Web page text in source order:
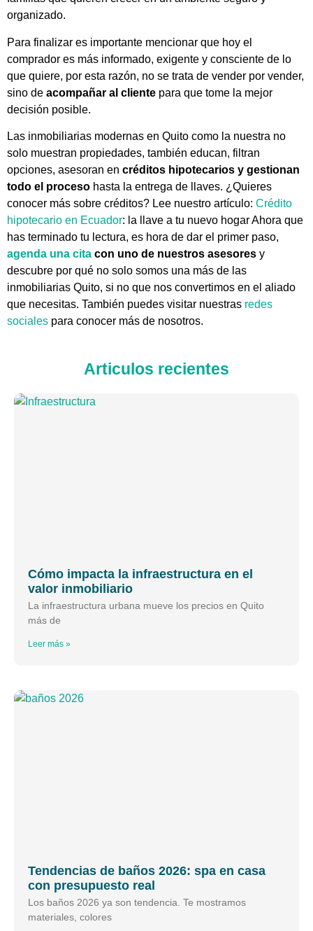
organizado.
Para finalizar es importante mencionar que hoy el
comprador es más informado, exigente y consciente de lo
que quiere, por esta razón, no se trata de vender por vender,
sino de acompañar al cliente para que tome la mejor
decisión posible.
Las inmobiliarias modernas en Quito como la nuestra no
solo muestran propiedades, también educan, filtran
opciones, asesoran en créditos hipotecarios y gestionan
todo el proceso hasta la entrega de llaves. ¿Quieres
conocer más sobre créditos? Lee nuestro artículo: Crédito
hipotecario en Ecuador: la llave a tu nuevo hogar Ahora que
has terminado tu lectura, es hora de dar el primer paso,
agenda una cita con uno de nuestros asesores y
descubre por qué no solo somos una más de las
inmobiliarias Quito, si no que nos convertimos en el aliado
que necesitas. También puedes visitar nuestras redes
sociales para conocer más de nosotros.
Articulos recientes
Cómo impacta la infraestructura en el
valor inmobiliario
La infraestructura urbana mueve los precios en Quito
más de
Leer más »
Tendencias de baños 2026: spa en casa
con presupuesto real
Los baños 2026 ya son tendencia. Te mostramos
materiales, colores